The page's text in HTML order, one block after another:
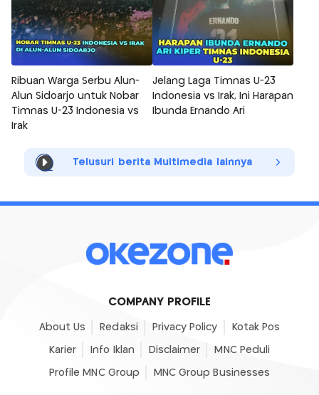
Ribuan Warga Serbu Alun-
Alun Sidoarjo untuk Nobar
Timnas U-23 Indonesia vs
Irak
Jelang Laga Timnas U-23
Indonesia vs Irak, Ini Harapan
Ibunda Ernando Ari
Telusuri berita Multimedia lainnya
COMPANY PROFILE
About Us Redaksi Privacy Policy Kotak Pos
Karier Info Iklan Disclaimer MNC Peduli
Profile MNC Group MNC Group Businesses